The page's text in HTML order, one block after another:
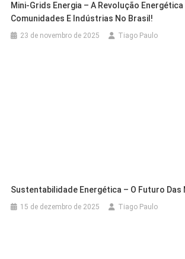
Mini-Grids Energia – A Revolução Energética
Comunidades E Indústrias No Brasil!
23 de novembro de 2025 Tiago Paulo
Sustentabilidade Energética – O Futuro Das
15 de dezembro de 2025 Tiago Paulo